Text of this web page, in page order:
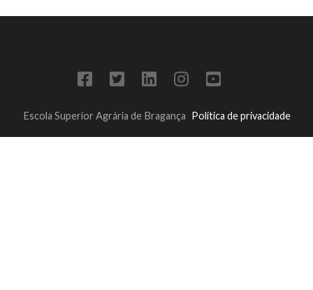
Escola Superior Agrária de Bragança Política de privacidade